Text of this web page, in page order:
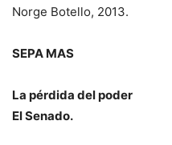
Norge Botello, 2013.
SEPA MAS
La pérdida del poder
El Senado.